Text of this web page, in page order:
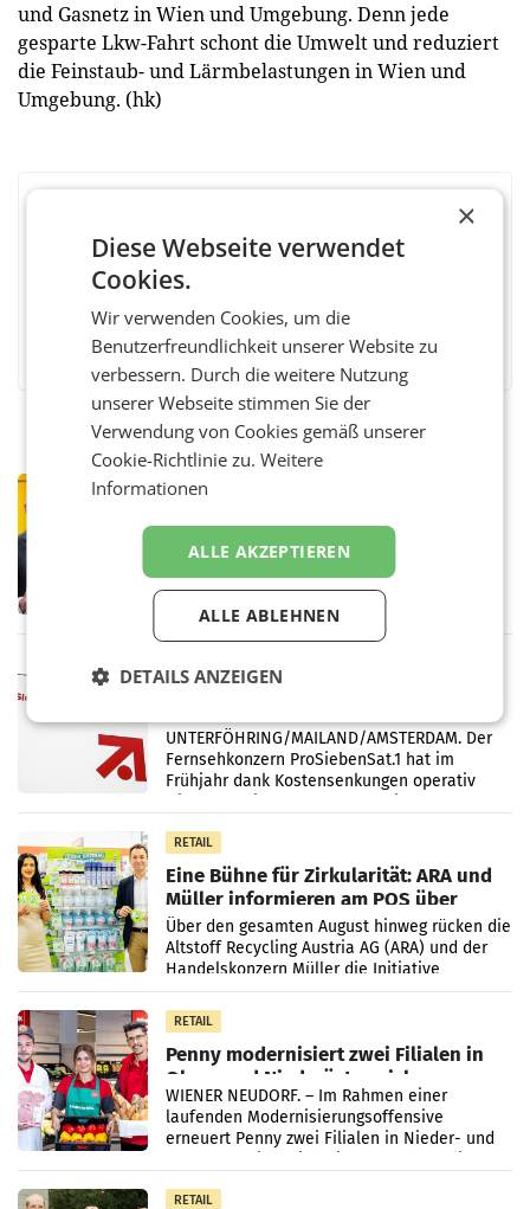
und Gasnetz in Wien und Umgebung. Denn jede
gesparte Lkw-Fahrt schont die Umwelt und reduziert
die Feinstaub- und Lärmbelastungen in Wien und
Umgebung. (hk)
LinkedIn
PRIMENEWS
ersten Halbjahr trotz schwachem
Briefgeschäft
WIEN Die Österreichische Post AG hat im
ersten Halbjahr 2026 einen Konzernumsatz
von 1.544,0 Mio. EUR erwirtschaftet, was
einem Plus von 3,8 Prozent gegenüber dem
überraschend viel Gewinn
UNTERFÖHRING/MAILAND/AMSTERDAM. Der
Fernsehkonzern ProSiebenSat.1 hat im
Frühjahr dank Kostensenkungen operativ
RETAIL
Eine Bühne für Zirkularität: ARA und
Müller informieren am POS über
Kreislauffähigkeit
Über den gesamten August hinweg rücken die
Altstoff Recycling Austria AG (ARA) und der
Handelskonzern Müller die Initiative
„Kreislauf-Helden“ in allen österreichischen
Müller-Filialen
RETAIL
Penny modernisiert zwei Filialen in
Ober- und Niederösterreich
WIENER NEUDORF. – Im Rahmen einer
laufenden Modernisierungsoffensive
erneuert Penny zwei Filialen in Nieder- und
RETAIL
×
Diese Webseite verwendet
Cookies.
Wir verwenden Cookies, um die
Benutzerfreundlichkeit unserer Website zu
verbessern. Durch die weitere Nutzung
unserer Webseite stimmen Sie der
Verwendung von Cookies gemäß unserer
Cookie-Richtlinie zu.Weitere
Informationen
ALLE AKZEPTIEREN
ALLE ABLEHNEN
DETAILS ANZEIGEN